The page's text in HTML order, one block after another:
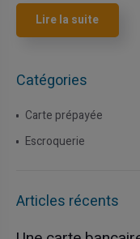
Lire la suite
Catégories
Carte prépayée
Escroquerie
Articles récents